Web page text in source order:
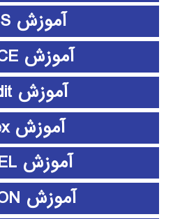
آموزش HFSS
آموزش HSPICE
آموزش L-Edit
آموزش Latex
آموزش LISREL
آموزش LUMION